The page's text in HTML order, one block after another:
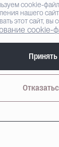
cookie-
нашего
этот сайт, вы
cookie-
Принять